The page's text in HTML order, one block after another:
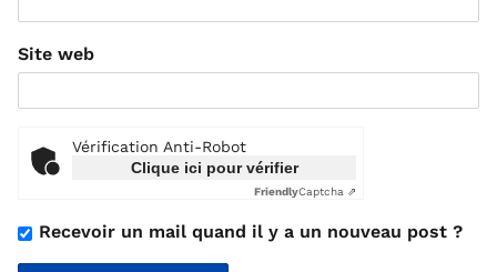
Site web
Vérification Anti-Robot
Clique ici pour vérifier
FriendlyCaptcha ⇗
Recevoir un mail quand il y a un nouveau post ?